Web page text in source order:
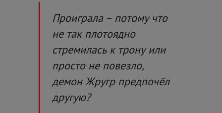
Проиграла – потому что
не так плотоядно
стремилась к трону или
просто не повезло,
демон Жругр предпочёл
другую?